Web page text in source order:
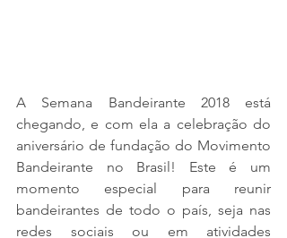
A Semana Bandeirante 2018 está
chegando, e com ela a celebração do
aniversário de fundação do Movimento
Bandeirante no Brasil! Este é um
momento especial para reunir
bandeirantes de todo o país, seja nas
redes sociais ou em atividades